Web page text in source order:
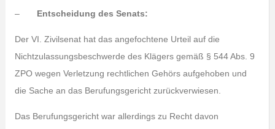
– Entscheidung des Senats:
Der VI. Zivilsenat hat das angefochtene Urteil auf die
Nichtzulassungsbeschwerde des Klägers gemäß § 544 Abs. 9
ZPO wegen Verletzung rechtlichen Gehörs aufgehoben und
die Sache an das Berufungsgericht zurückverwiesen.
Das Berufungsgericht war allerdings zu Recht davon